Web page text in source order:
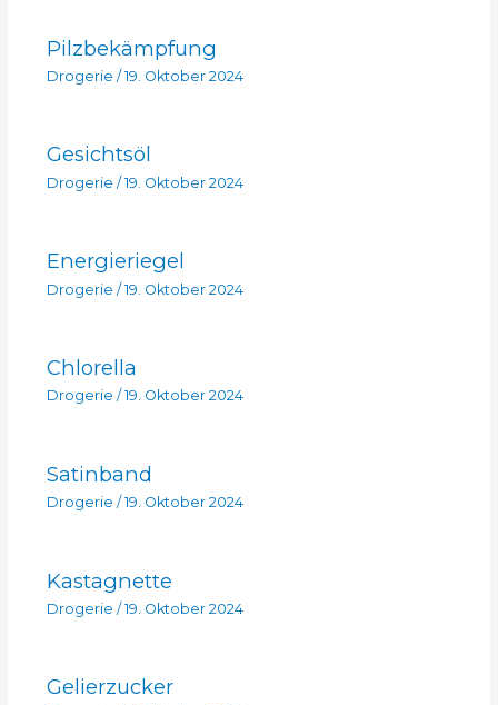
Pilzbekämpfung
Drogerie / 19. Oktober 2024
Gesichtsöl
Drogerie / 19. Oktober 2024
Energieriegel
Drogerie /19. Oktober 2024
Chlorella
Drogerie / 19. Oktober 2024
Satinband
Drogerie / 19. Oktober 2024
Kastagnette
Drogerie / 19. Oktober 2024
Gelierzucker